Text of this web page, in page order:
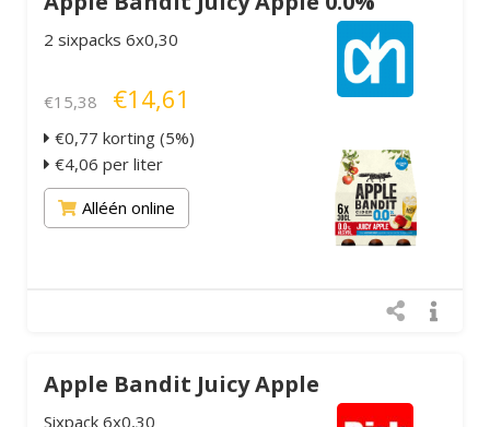
2 sixpacks 6x0,30
€15,38 €14,61
€0,77 korting (5%)
€4,06 per liter
Alléén online
Apple Bandit Juicy Apple
Sixpack 6x0,30